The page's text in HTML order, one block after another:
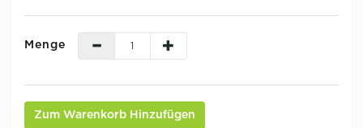
Menge
Zum Warenkorb Hinzufügen